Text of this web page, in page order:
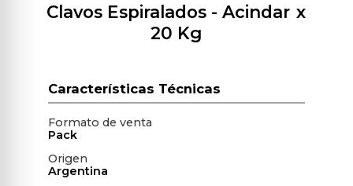
Clavos Espiralados - Acindar x
20 Kg
Formato de venta
Pack
Origen
Argentina